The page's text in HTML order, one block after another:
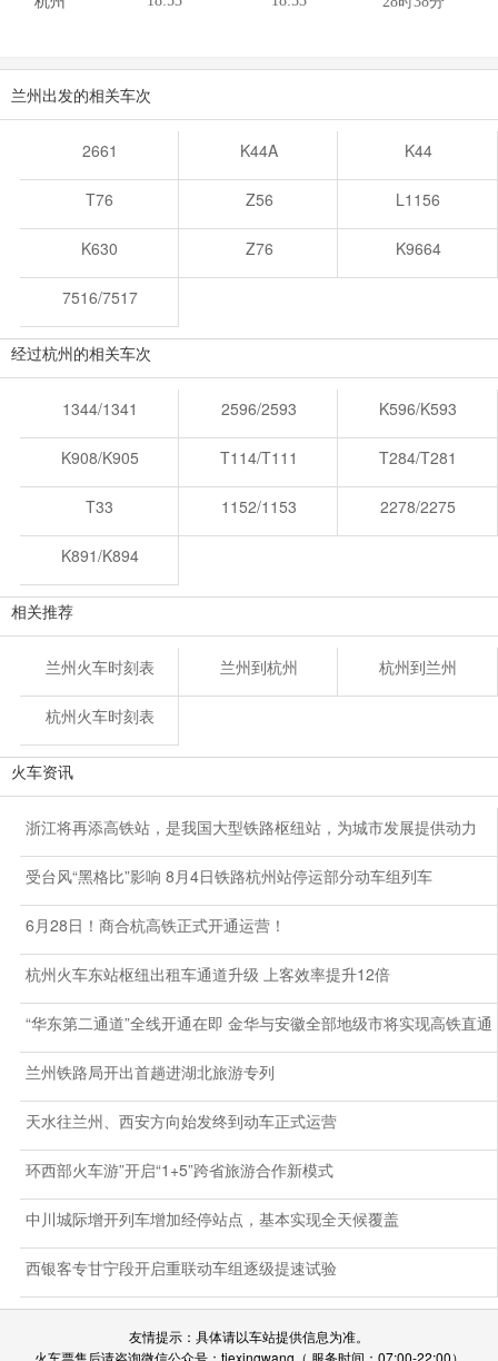
兰州出发的相关车次
2661 K44A K44
T76 Z56 L1156
K630 Z76 K9664
7516/7517
经过杭州的相关车次
1344/1341 2596/2593 K596/K593
K908/K905 T114/T111 T284/T281
T33 1152/1153 2278/2275
K891/K894
相关推荐
兰州火车时刻表 兰州到杭州 杭州到兰州
杭州火车时刻表
火车资讯
浙江将再添高铁站，是我国大型铁路枢纽站，为城市发展提供动力
受台风“黑格比”影响 8月4日铁路杭州站停运部分动车组列车
6月28日！商合杭高铁正式开通运营！
杭州火车东站枢纽出租车通道升级 上客效率提升12倍
“华东第二通道”全线开通在即 金华与安徽全部地级市将实现高铁直通
兰州铁路局开出首趟进湖北旅游专列
天水往兰州、西安方向始发终到动车正式运营
环西部火车游”开启“1+5”跨省旅游合作新模式
中川城际增开列车增加经停站点，基本实现全天候覆盖
西银客专甘宁段开启重联动车组逐级提速试验
友情提示：具体请以车站提供信息为准。